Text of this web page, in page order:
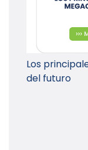
Los
del futuro